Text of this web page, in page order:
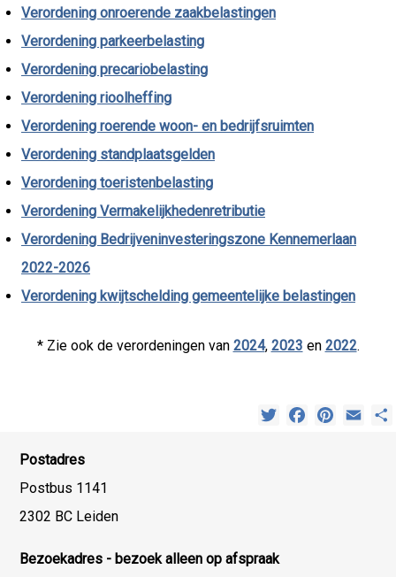
Verordening onroerende zaakbelastingen
Verordening parkeerbelasting
Verordening precariobelasting
Verordening rioolheffing
Verordening roerende woon- en bedrijfsruimten
Verordening standplaatsgelden
Verordening toeristenbelasting
Verordening Vermakelijkhedenretributie
Verordening Bedrijveninvesteringszone Kennemerlaan
2022-2026
Verordening kwijtschelding gemeentelijke belastingen
* Zie ook de verordeningen van 2024, 2023 en 2022.
TwitterFacebookPinterest
Postadres
Postbus 1141
2302 BC Leiden
Bezoekadres - bezoek alleen op afspraak